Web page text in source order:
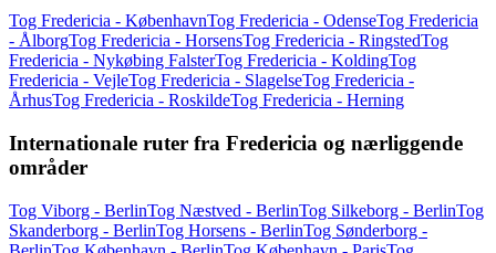
Tog Fredericia - KøbenhavnTog Fredericia - OdenseTog Fredericia
- ÅlborgTog Fredericia - HorsensTog Fredericia - RingstedTog
Fredericia - Nykøbing FalsterTog Fredericia - KoldingTog
Fredericia - VejleTog Fredericia - SlagelseTog Fredericia -
ÅrhusTog Fredericia - RoskildeTog Fredericia - Herning
Internationale ruter fra Fredericia og nærliggende
områder
Tog Viborg - BerlinTog Næstved - BerlinTog Silkeborg - BerlinTog
Skanderborg - BerlinTog Horsens - BerlinTog Sønderborg -